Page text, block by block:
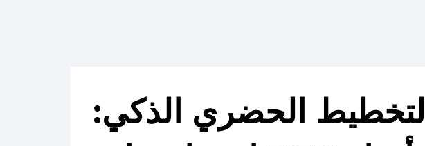
التخطيط الحضري الذكي: